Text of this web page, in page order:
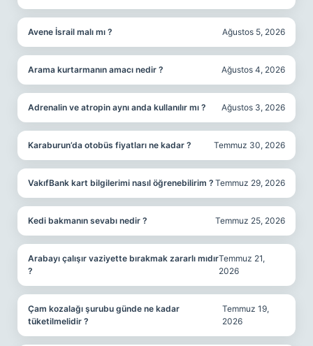
Avene İsrail malı mı ? Ağustos 5, 2026
Arama kurtarmanın amacı nedir ? Ağustos 4, 2026
Adrenalin ve atropin aynı anda kullanılır mı ? Ağustos 3, 2026
Karaburun’da otobüs fiyatları ne kadar ? Temmuz 30, 2026
VakıfBank kart bilgilerimi nasıl öğrenebilirim ? Temmuz 29, 2026
Kedi bakmanın sevabı nedir ? Temmuz 25, 2026
Arabayı çalışır vaziyette bırakmak zararlı mıdır
?
Temmuz 21,
2026
Çam kozalağı şurubu günde ne kadar
tüketilmelidir ?
Temmuz 19,
2026